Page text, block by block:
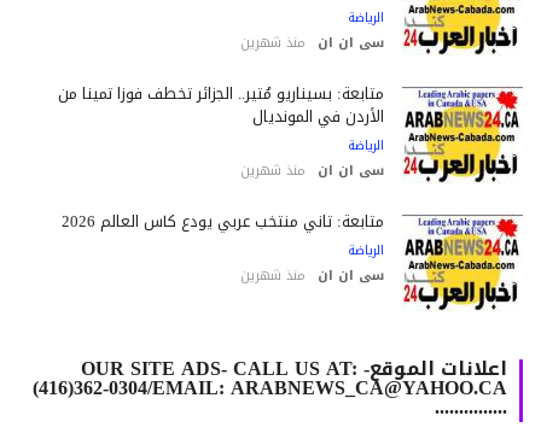
الرياضة
سى ان ان منذ شهرين
متابعة: بسيناريو مُثير.. الجزائر تخطف فوزاً ثميناً من
الأردن في المونديال
الرياضة
سى ان ان منذ شهرين
متابعة: ثاني منتخب عربي يودع كأس العالم 2026
الرياضة
سى ان ان منذ شهرين
اعلانات الموقع- OUR SITE ADS- CALL US AT:
(416)362-0304/EMAIL: ARABNEWS_CA@YAHOO.CA
...............